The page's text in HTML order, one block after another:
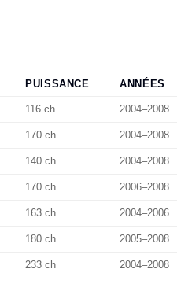
PUISSANCE ANNÉES
116 ch 2004–2008
170 ch 2004–2008
140 ch 2004–2008
170 ch 2006–2008
163 ch 2004–2006
180 ch 2005–2008
233 ch 2004–2008